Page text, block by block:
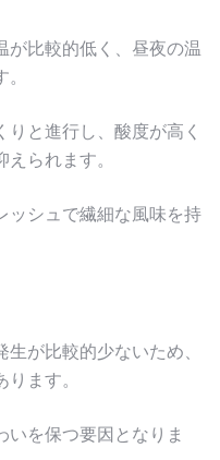
が比較的低く、昼夜の温
と進行し、酸度が高く
られます。
ッシュで繊細な風味を持
が比較的少ないため、
ます。
いを保つ要因となりま